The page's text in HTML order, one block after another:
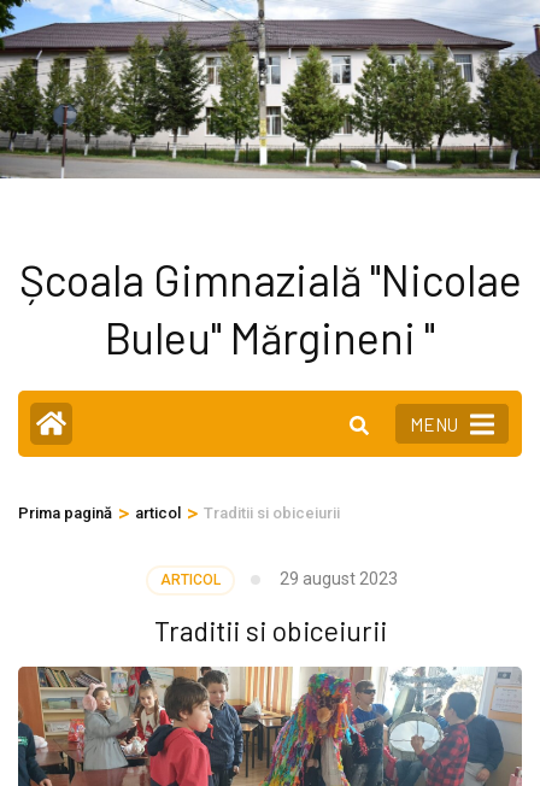
conținut
Școala Gimnazială "Nicolae
Buleu" Mărgineni "
MENU
Prima pagină > articol > Traditii si obiceiurii
ARTICOL 29 august 2023
Traditii si obiceiurii